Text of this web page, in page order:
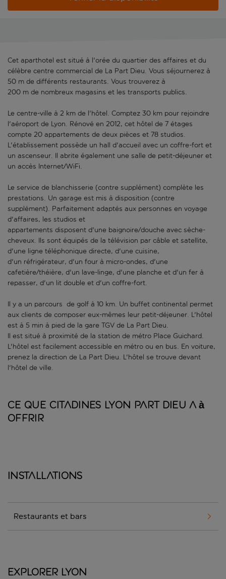
Cet aparthotel est situé à l'orée du quartier des affaires et du
célèbre centre commercial de La Part Dieu. Vous séjournerez à
50 m de différents restaurants. Vous trouverez à
200 m de nombreux magasins et les transports publics.
Le centre-ville à 2 km de l'hôtel. Comptez 30 km pour rejoindre
l'aéroport de Lyon. Rénové en 2012, cet hôtel de 7 étages
compte 20 appartements de deux pièces et 78 studios.
L'établissement possède un hall d'accueil avec un coffre-fort et
un ascenseur. Il abrite également une salle de petit-déjeuner et
un accès Internet/WiFi.
Le service de blanchisserie (contre supplément) complète les
prestations. Un garage est mis à disposition (contre
supplément). Parfaitement adaptés aux personnes en voyage
d'affaires, les studios et
appartements disposent d'une baignoire/douche avec sèche-
cheveux. Ils sont équipés de la télévision par câble et satellite,
d'une ligne téléphonique directe, d'une cuisine,
d'un réfrigérateur, d'un four à micro-ondes, d'une
cafetière/théière, d'un lave-linge, d'une planche et d'un fer à
repasser, d'un lit double et d'un coffre-fort.
Il y a un parcours de golf à 10 km. Un buffet continental permet
aux clients de composer eux-mêmes leur petit-déjeuner. L'hôtel
est à 5 min à pied de la gare TGV de La Part Dieu.
Il est situé à proximité de la station de métro Place Guichard.
L'hôtel est facilement accessible en métro ou en bus. En voiture,
prenez la direction de La Part Dieu. L'hôtel se trouve devant
l'hôtel de ville.
Ce que Citadines Lyon Part Dieu a à
offrir
Installations
Restaurants et bars
Explorer Lyon